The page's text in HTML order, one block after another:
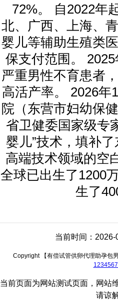
72%。 自2022年
北、广西、上海、
婴儿等辅助生殖类
保支付范围。
严重男性不育患者
高活产率。 2026年
院（东营市妇幼保
省卫健委国家级专
婴儿”技术，填补
高端技术领域的空
全球已出生了1200
生了
当前时间：
Copyright 【有偿试管供卵代理助孕包
当前页面为网站测试页面，网站
请谅